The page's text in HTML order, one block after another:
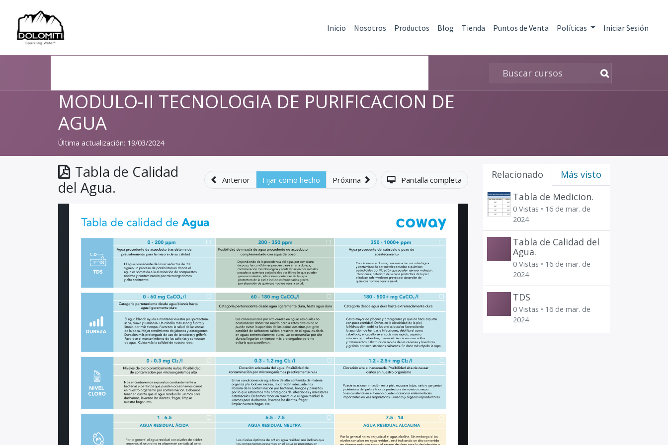
Inicio Nosotros Productos Blog Tienda Puntos de Venta Políticas Iniciar Sesión
MODULO-II TECNOLOGIA DE PURIFICACION DE
AGUA
Última actualización: 19/03/2024
Relacionado
Más visto
Tabla de Medicion.
0 Vistas • 16 de mar. de
2024
Tabla de Calidad del
Agua.
0 Vistas • 16 de mar. de
2024
TDS
0 Vistas • 16 de mar. de
2024
Tabla de Calidad
del Agua.
Anterior Fijar como hecho Próxima Pantalla completa